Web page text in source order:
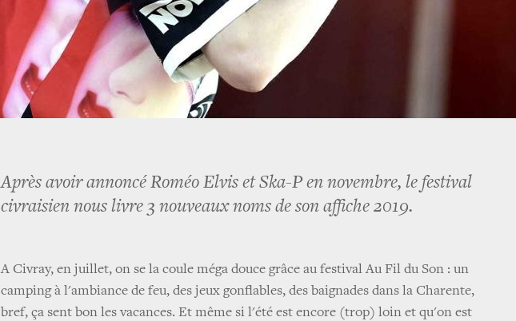
Après avoir annoncé Roméo Elvis et Ska-P en novembre, le festival
civraisien nous livre 3 nouveaux noms de son affiche 2019.
A Civray, en juillet, on se la coule méga douce grâce au festival Au Fil du Son : un
camping à l'ambiance de feu, des jeux gonflables, des baignades dans la Charente,
bref, ça sent bon les vacances. Et même si l'été est encore (trop) loin et qu'on est